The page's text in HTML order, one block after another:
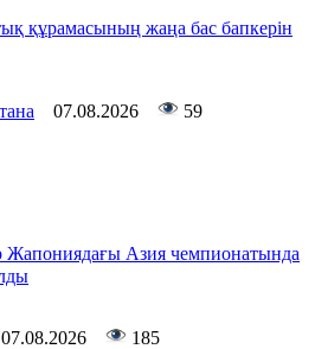
құрамасының жаңа бас бапкерін
07.08.2026 59
Жапониядағы Азия чемпионатында
07.08.2026 185